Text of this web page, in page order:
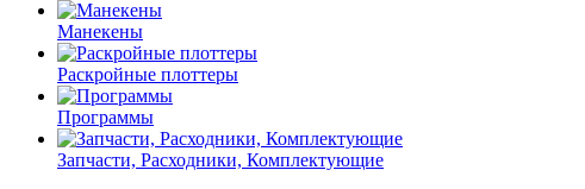
Манекены
Раскройные плоттеры
Программы
Запчасти, Расходники, Комплектующие